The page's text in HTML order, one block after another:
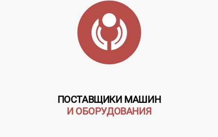
ПОСТАВЩИКИ МАШИН
И ОБОРУДОВАНИЯ